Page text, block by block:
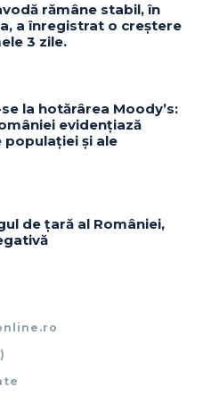
rămâne stabil, în
a înregistrat o creștere
3 zile.
la hotărârea Moody’s:
evidențiază
și ale
de țară al României,